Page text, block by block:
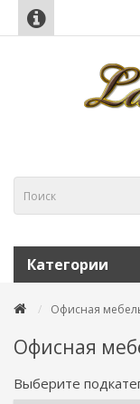
Категории
Офисная
Офисная
Выберите